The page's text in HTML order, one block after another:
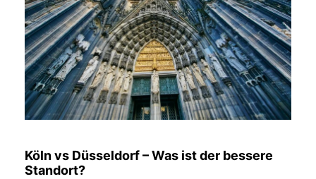
Köln vs Düsseldorf – Was ist der bessere
Standort?